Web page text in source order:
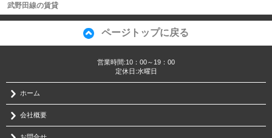
武野田線の賃貸
ページトップに戻る
営業時間:10：00～19：00
定休日:水曜日
ホーム
会社概要